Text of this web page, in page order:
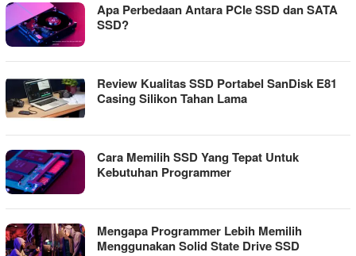
Apa Perbedaan Antara PCIe SSD dan SATA
SSD?
Review Kualitas SSD Portabel SanDisk E81
Casing Silikon Tahan Lama
Cara Memilih SSD Yang Tepat Untuk
Kebutuhan Programmer
Mengapa Programmer Lebih Memilih
Menggunakan Solid State Drive SSD